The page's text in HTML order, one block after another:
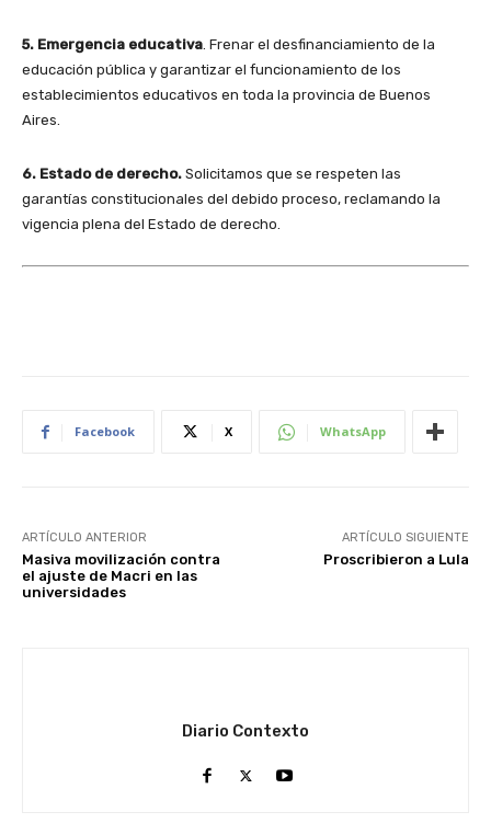
5. Emergencia educativa . Frenar el desfinanciamiento de la
educación pública y garantizar el funcionamiento de los
establecimientos educativos en toda la provincia de Buenos
Aires.
6. Estado de derecho. Solicitamos que se respeten las
garantías constitucionales del debido proceso, reclamando la
vigencia plena del Estado de derecho.
Facebook X WhatsApp
ARTÍCULO ANTERIOR
Masiva movilización contra
el ajuste de Macri en las
universidades
ARTÍCULO SIGUIENTE
Proscribieron a Lula
Diario Contexto